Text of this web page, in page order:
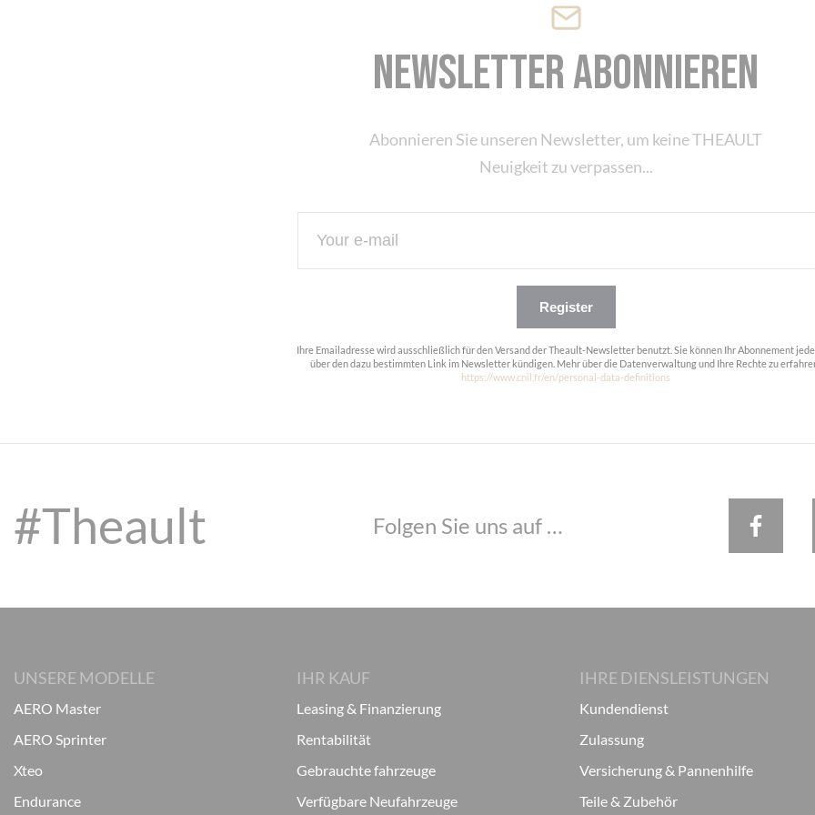
Newsletter abonnieren
Abonnieren Sie unseren Newsletter, um keine THEAULT
Neuigkeit zu verpassen...
Register
Ihre Emailadresse wird ausschließlich für den Versand der Theault-Newsletter benutzt. Sie können Ihr Abonnement
über den dazu bestimmten Link im Newsletter kündigen. Mehr über die Datenverwaltung und Ihre Rechte zu
https://www.cnil.fr/en/personal-data-definitions
#Theault Folgen Sie uns auf …
UNSERE MODELLE
AERO Master
AERO Sprinter
Xteo
Endurance
IHR KAUF
Leasing & Finanzierung
Rentabilität
Gebrauchte fahrzeuge
Verfügbare Neufahrzeuge
IHRE DIENSLEISTUNGEN
Kundendienst
Zulassung
Versicherung & Pannenhilfe
Teile & Zubehör